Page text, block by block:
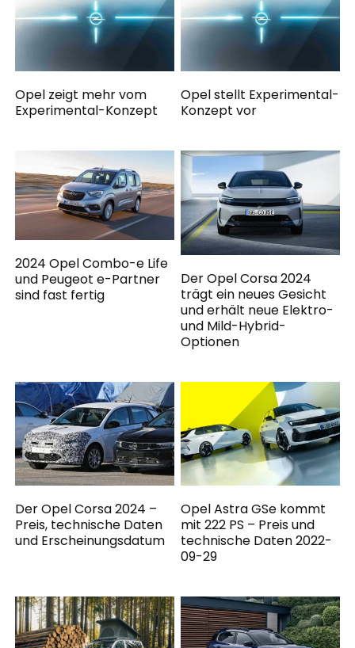
Opel zeigt mehr vom
Experimental-Konzept
Opel stellt Experimental-
Konzept vor
2024 Opel Combo-e Life
und Peugeot e-Partner
sind fast fertig
Der Opel Corsa 2024
trägt ein neues Gesicht
und erhält neue Elektro-
und Mild-Hybrid-
Optionen
Der Opel Corsa 2024 –
Preis, technische Daten
und Erscheinungsdatum
Opel Astra GSe kommt
mit 222 PS – Preis und
technische Daten 2022-
09-29